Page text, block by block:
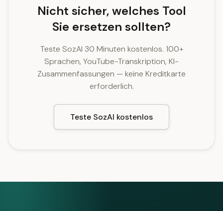
Nicht sicher, welches Tool
Sie ersetzen sollten?
Teste SozAI 30 Minuten kostenlos. 100+
Sprachen, YouTube-Transkription, KI-
Zusammenfassungen — keine Kreditkarte
erforderlich.
Teste SozAI kostenlos